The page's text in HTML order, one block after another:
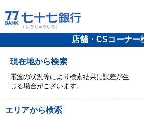
店舗・CSコーナー
現在地から検索
電波の状況等により検索結果に誤差が生
じる場合がございます。
エリアから検索